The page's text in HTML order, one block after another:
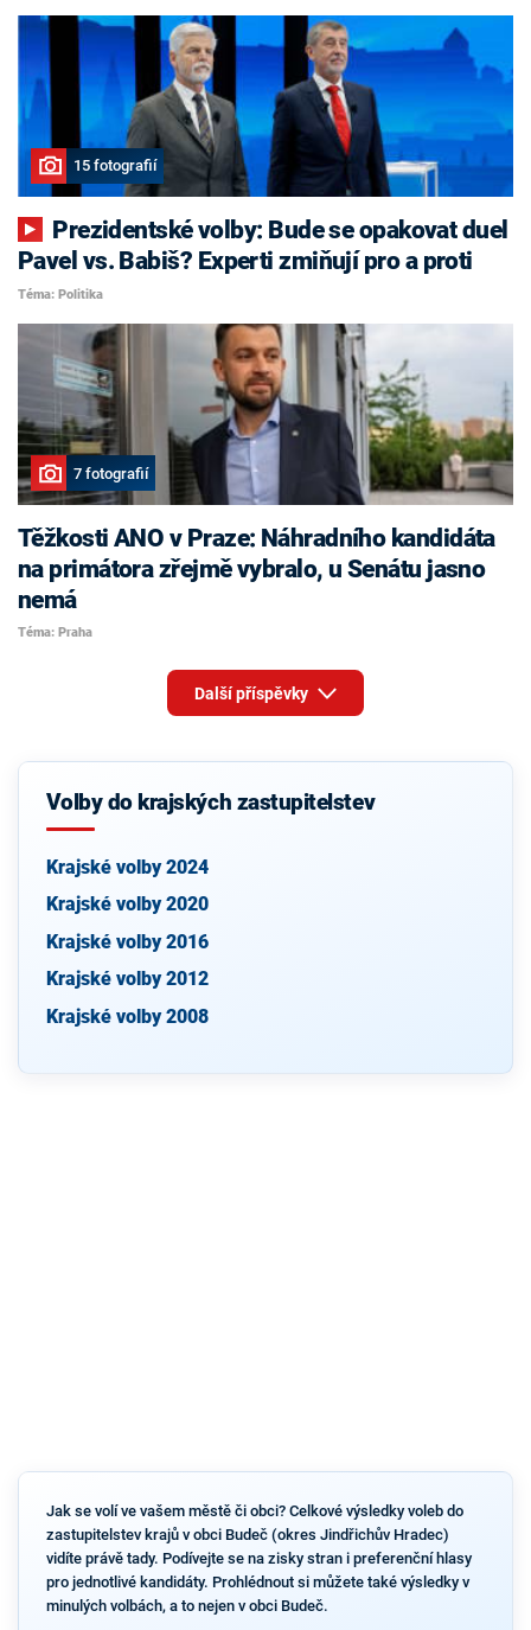
15 fotografií
Pavel vs. Babiš? Experti zmiňují pro a proti
Téma: Politika
7 fotografií
Těžkosti ANO v Praze: Náhradního kandidáta
na primátora zřejmě vybralo, u Senátu jasno
nemá
Téma: Praha
Další příspěvky
Volby do krajských zastupitelstev
Krajské volby 2024
Krajské volby 2020
Krajské volby 2016
Krajské volby 2012
Krajské volby 2008
Jak se volí ve vašem městě či obci? Celkové výsledky voleb do
zastupitelstev krajů v obci Budeč (okres Jindřichův Hradec)
vidíte právě tady. Podívejte se na zisky stran i preferenční hlasy
pro jednotlivé kandidáty. Prohlédnout si můžete také výsledky v
minulých volbách, a to nejen v obci Budeč.